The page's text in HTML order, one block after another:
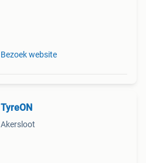
Bezoek website
TyreON
Akersloot